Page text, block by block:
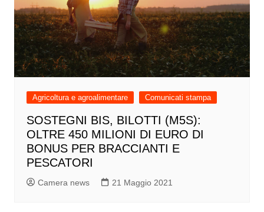
Agricoltura e agroalimentare Comunicati stampa
SOSTEGNI BIS, BILOTTI (M5S):
OLTRE 450 MILIONI DI EURO DI
BONUS PER BRACCIANTI E
PESCATORI
Camera news 21 Maggio 2021